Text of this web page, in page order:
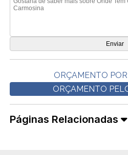
ORÇAMENTO
ORÇAMENTO
Páginas Relacionadas